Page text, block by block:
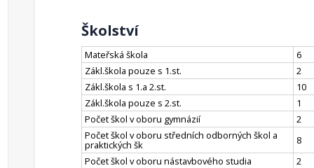
Školství
Mateřská škola
6
Zákl.škola pouze s 1.st.
2
Zákl.škola s 1.a 2.st.
10
Zákl.škola pouze s 2.st.
1
Počet škol v oboru gymnázií
2
Počet škol v oboru středních odborných škol a
praktických šk
8
Počet škol v oboru nástavbového studia
2